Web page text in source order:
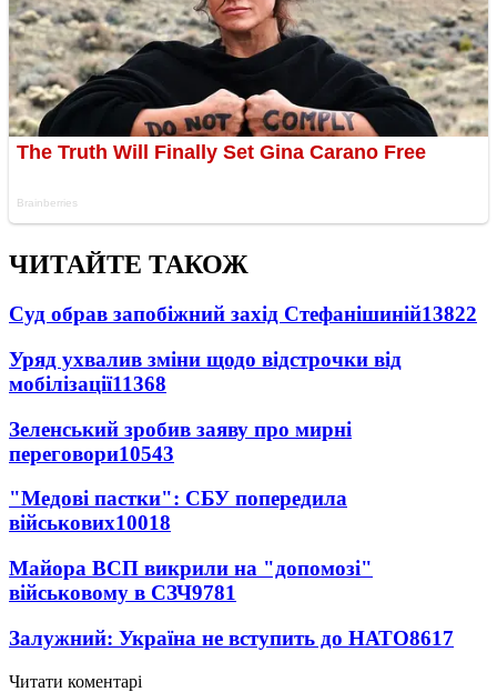
ЧИТАЙТЕ ТАКОЖ
Суд обрав запобіжний захід Стефанішиній13822
Уряд ухвалив зміни щодо відстрочки від
мобілізації11368
Зеленський зробив заяву про мирні
переговори10543
"Медові пастки": СБУ попередила
військових10018
Майора ВСП викрили на "допомозі"
військовому в СЗЧ9781
Залужний: Україна не вступить до НАТО8617
Читати коментарі